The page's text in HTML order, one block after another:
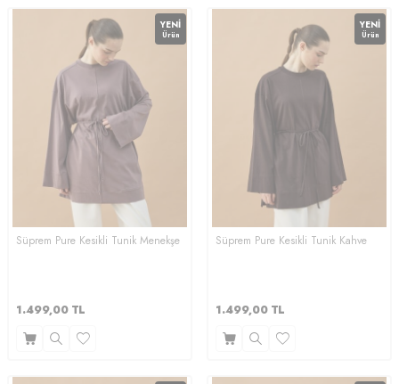
YENI
Ürün
Süprem Pure Kesikli Tunik Menekşe
1.499,00 TL
YENI
Ürün
Süprem Pure Kesikli Tunik Kahve
1.499,00 TL